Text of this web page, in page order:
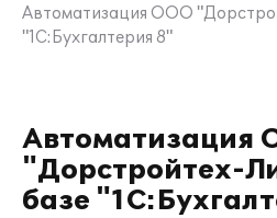
Автоматизация ООО
"1С:Бухгалтерия 8"
Автоматизация
"Дорстройтех-
базе